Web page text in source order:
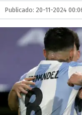
Publicado: 20-11-2024